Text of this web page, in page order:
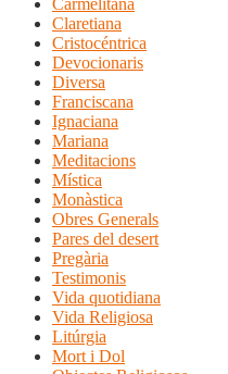
Carmelitana
Claretiana
Cristocéntrica
Devocionaris
Diversa
Franciscana
Ignaciana
Mariana
Meditacions
Mística
Monàstica
Obres Generals
Pares del desert
Pregària
Testimonis
Vida quotidiana
Vida Religiosa
Litúrgia
Mort i Dol